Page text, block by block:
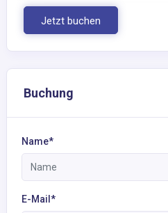
Jetzt buchen
Buchung
Name*
E-Mail*